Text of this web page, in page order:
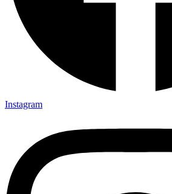
Instagram